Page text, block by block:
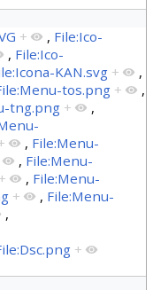
+ , File:Ico-
, File:Ico-
KAN.svg +
,
tos.png +
,
tng.png +
,
, File:Menu-
, File:Menu-
+ , File:Menu-
+ , File:Menu-
,
+